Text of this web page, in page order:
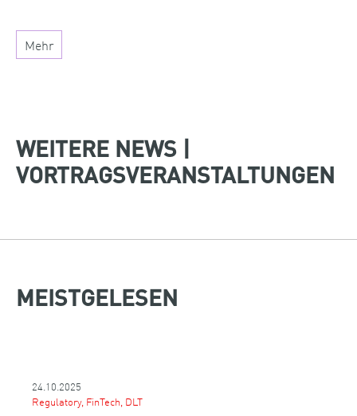
Mehr
WEITERE NEWS |
VORTRAGSVERANSTALTUNGEN
MEISTGELESEN
24.10.2025
Regulatory, FinTech, DLT